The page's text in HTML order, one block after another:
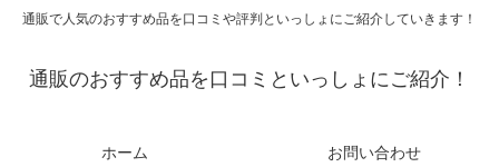
通販で人気のおすすめ品を口コミや評判といっしょにご紹介していきます！
通販のおすすめ品を口コミといっしょにご紹介！
ホーム お問い合わせ